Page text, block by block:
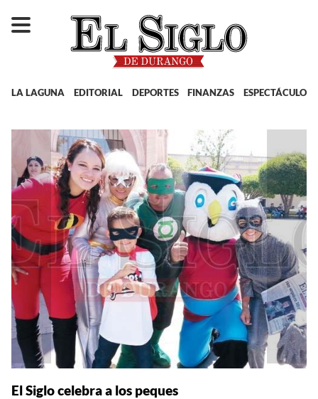
LA LAGUNA EDITORIAL DEPORTES FINANZAS ESPECTÁCULOS
El Siglo celebra a los peques